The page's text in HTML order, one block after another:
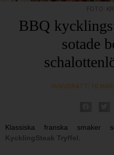
FOTO:
BBQ
sotade
HUVUDRÄTT 10
Klassiska franska
KycklingSteak Tryffel